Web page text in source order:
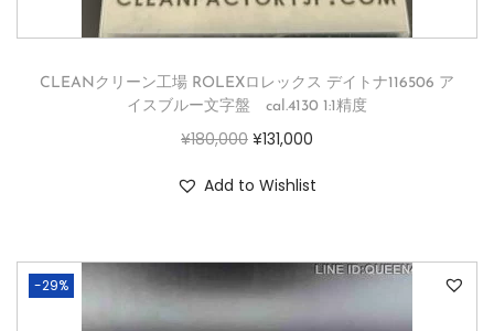
CLEANクリーン工場 ROLEXロレックス デイトナ116506 ア
イスブルー文字盤 cal.4130 1:1精度
¥180,000 ¥131,000
Add to Wishlist
-29%